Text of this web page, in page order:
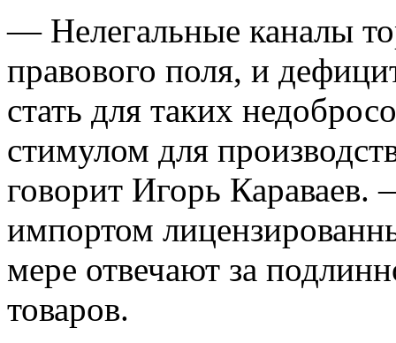
— Нелегальные каналы
правового поля, и
стать для таких
стимулом для
говорит Игорь
импортом
мере отвечают за
товаров.